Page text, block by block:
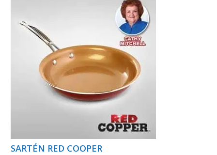
SARTÉN RED COOPER